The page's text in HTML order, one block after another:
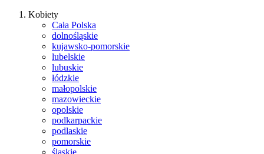
Kobiety
Cała Polska
dolnośląskie
kujawsko-pomorskie
lubelskie
lubuskie
łódzkie
małopolskie
mazowieckie
opolskie
podkarpackie
podlaskie
pomorskie
śląskie